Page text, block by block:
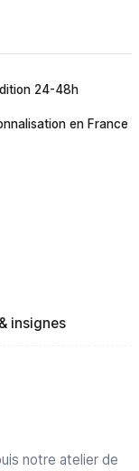
24-48h
en France
insignes
notre atelier de